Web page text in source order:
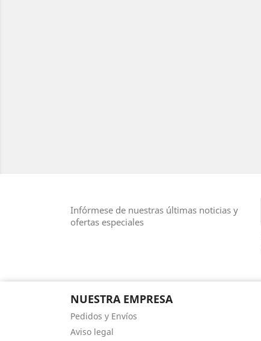
Infórmese de nuestras últimas noticias y
ofertas especiales
NUESTRA EMPRESA
Pedidos y Envíos
Aviso legal